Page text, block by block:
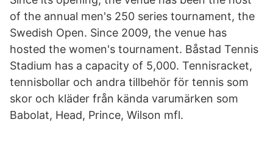
of the annual men's 250 series tournament, the
Swedish Open. Since 2009, the venue has
hosted the women's tournament. Båstad Tennis
Stadium has a capacity of 5,000. Tennisracket,
tennisbollar och andra tillbehör för tennis som
skor och kläder från kända varumärken som
Babolat, Head, Prince, Wilson mfl.